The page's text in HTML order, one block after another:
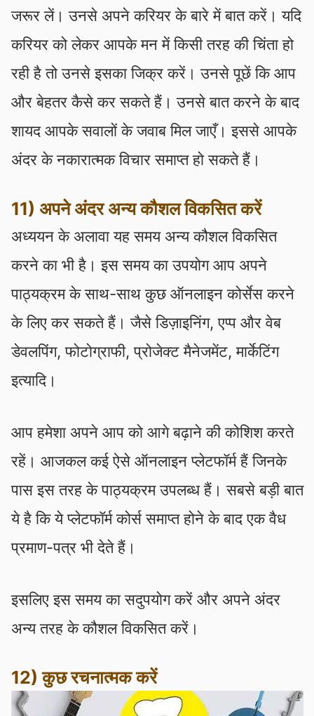
जरूर लें। उनसे अपने करियर के बारे में बात करें। यदि
करियर को लेकर आपके मन में किसी तरह की चिंता हो
रही है तो उनसे इसका जिक्र करें। उनसे पूछें कि आप
और बेहतर कैसे कर सकते हैं। उनसे बात करने के बाद
शायद आपके सवालों के जवाब मिल जाएँ। इससे आपके
अंदर के नकारात्मक विचार समाप्त हो सकते हैं।
11) अपने अंदर अन्य कौशल विकसित करें
अध्ययन के अलावा यह समय अन्य कौशल विकसित
करने का भी है। इस समय का उपयोग आप अपने
पाठ्यक्रम के साथ-साथ कुछ ऑनलाइन कोर्सेस करने
के लिए कर सकते हैं। जैसे डिज़ाइनिंग, एप्प और वेब
डेवलपिंग, फोटोग्राफी, प्रोजेक्ट मैनेजमेंट, मार्केटिंग
इत्यादि।
आप हमेशा अपने आप को आगे बढ़ाने की कोशिश करते
रहें। आजकल कई ऐसे ऑनलाइन प्लेटफॉर्म हैं जिनके
पास इस तरह के पाठ्यक्रम उपलब्ध हैं। सबसे बड़ी बात
ये है कि ये प्लेटफॉर्म कोर्स समाप्त होने के बाद एक वैध
प्रमाण-पत्र भी देते हैं।
इसलिए इस समय का सदुपयोग करें और अपने अंदर
अन्य तरह के कौशल विकसित करें।
12) कुछ रचनात्मक करें